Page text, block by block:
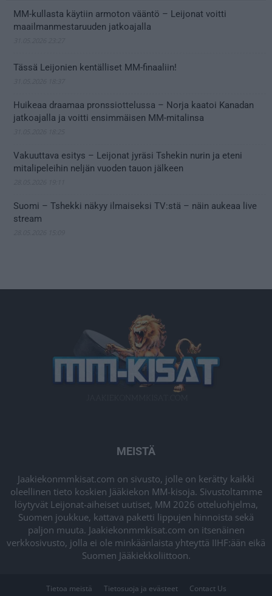
MM-kullasta käytiin armoton vääntö – Leijonat voitti
maailmanmestaruuden jatkoajalla
Tässä Leijonien kentälliset MM-finaaliin!
Huikeaa draamaa pronssiottelussa – Norja kaatoi Kanadan
jatkoajalla ja voitti ensimmäisen MM-mitalinsa
Vakuuttava esitys – Leijonat jyräsi Tshekin nurin ja eteni
mitalipeleihin neljän vuoden tauon jälkeen
Suomi – Tshekki näkyy ilmaiseksi TV:stä – näin aukeaa live
stream
MEISTÄ
Jaakiekonmmkisat.com on sivusto, jolle on kerätty kaikki
oleellinen tieto koskien Jääkiekon MM-kisoja. Sivustoltamme
löytyvät Leijonat-aiheiset uutiset, MM 2026 otteluohjelma,
Suomen joukkue, kattava paketti lippujen hinnoista sekä
paljon muuta. Jaakiekonmmkisat.com on itsenäinen
verkkosivusto, jolla ei ole minkäänlaista yhteyttä IIHF:ään eikä
Suomen Jääkiekkoliittoon.
Tietoa meistä Tietosuoja ja evästeet Contact Us